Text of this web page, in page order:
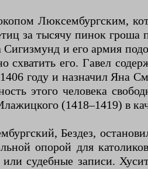
Люксембургским,
за тысячу пинок
и его армия
его. Гавел
году и назначил Яна
этого человека
(1418–1419) в
Бездез,
опорой для
судебные записи.